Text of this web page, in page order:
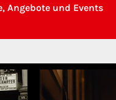
Angebote und Events